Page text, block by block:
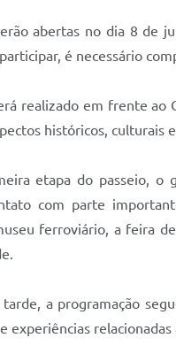
abertas no dia 8 de
é necessário
realizado em frente ao
históricos, culturais
etapa do passeio, o
com parte
ferroviário, a feira
a programação
experiências